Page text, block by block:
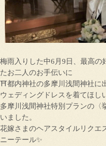
梅雨入りした中6月9日、最高の
たお二人のお手伝いに
⛩都内神社の多摩川浅間神社に
ウェディングドレスを着てほし
多摩川浅間神社特別プランの〈
いました。
花嫁さまのヘアスタイルリクエ
ニーテール✨